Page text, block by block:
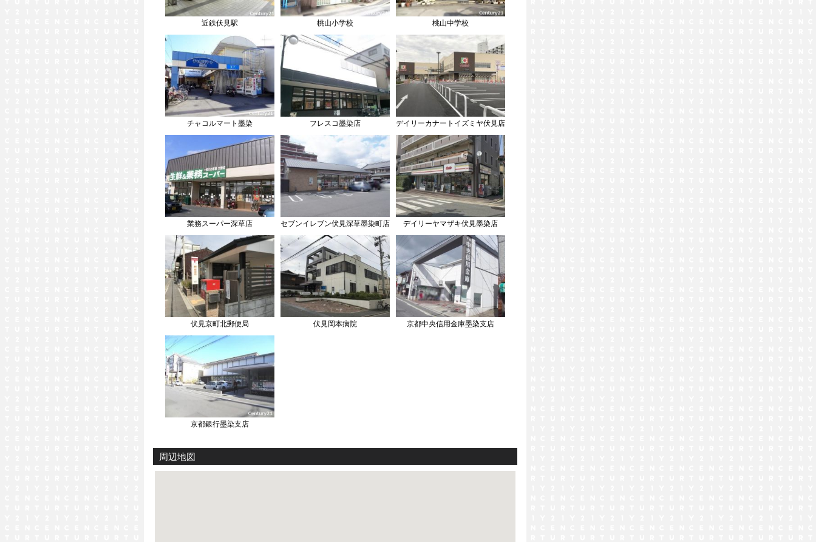
近鉄伏見駅 桃山小学校 桃山中学校
チャコルマート墨染 フレスコ墨染店 デイリーカナートイズミヤ伏見店
業務スーパー深草店 セブンイレブン伏見深草墨染町店 デイリーヤマザキ伏見墨染店
伏見京町北郵便局 伏見岡本病院 京都中央信用金庫墨染支店
京都銀行墨染支店
周辺地図